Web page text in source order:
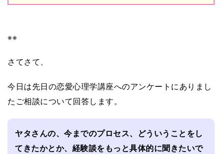
※※
さてさて、
今日は先日の恋愛心理学講座へのアンケートにありまし
たご相談について回答します。
ヤタさんの、今までのプロセス、どういうことをし
てきたかとか、経験談をもっと具体的に聞きたいで